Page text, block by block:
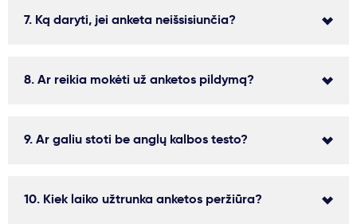
7. Ką daryti, jei anketa neišsisiunčia?
8. Ar reikia mokėti už anketos pildymą?
9. Ar galiu stoti be anglų kalbos testo?
10. Kiek laiko užtrunka anketos peržiūra?